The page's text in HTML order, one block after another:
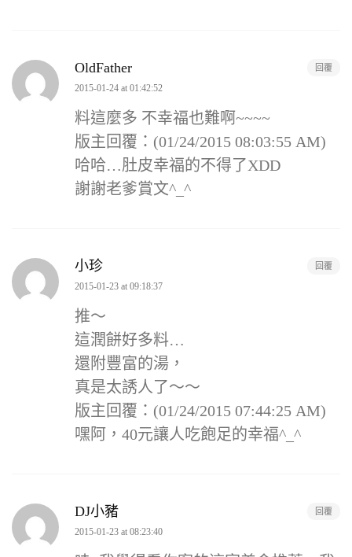
OldFather
2015-01-24 at 01:42:52
料這麼多 不幸福也難啊~~~~
版主回覆：(01/24/2015 08:03:55 AM)
哈哈…肚皮幸福的不得了XDD
謝謝老爹賞文^_^
回覆
小珍
2015-01-23 at 09:18:37
推～
這潤餅好多料…
還附豐富的湯，
真是太誘人了～～
版主回覆：(01/24/2015 07:44:25 AM)
嘿阿，40元讓人吃飽足的幸福^_^
回覆
DJ小豬
2015-01-23 at 08:23:40
回覆